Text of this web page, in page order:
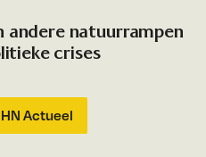
andere natuurrampen
crises
Actueel